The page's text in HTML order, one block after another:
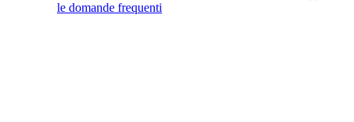
le domande frequenti